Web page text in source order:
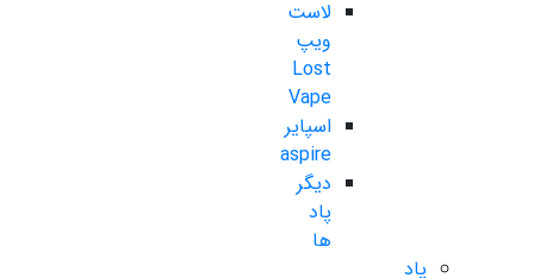
لاست
ویپ
Lost
Vape
اسپایر
aspire
دیگر
پاد
ها
پاد